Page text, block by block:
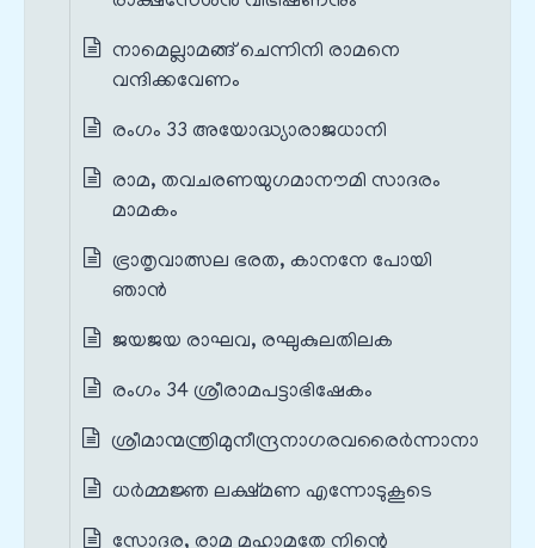
നാമെല്ലാമങ്ങ് ചെന്നിനി രാമനെ
വന്ദിക്കവേണം
രംഗം 33 അയോദ്ധ്യാരാജധാനി
രാമ, തവചരണയുഗമാനൗമി സാദരം
മാമകം
ഭ്രാതൃവാത്സല ഭരത, കാനനേ പോയി
ഞാൻ
ജയജയ രാഘവ, രഘുകുലതിലക
രംഗം 34 ശ്രീരാമപട്ടാഭിഷേകം
ശ്രീമാന്മന്ത്രിമുനീന്ദ്രനാഗരവരൈർന്നാനാ
ധർമ്മജ്ഞ ലക്ഷ്മണ എന്നോടുകൂടെ
സോദര, രാമ മഹാമതേ നിന്റെ